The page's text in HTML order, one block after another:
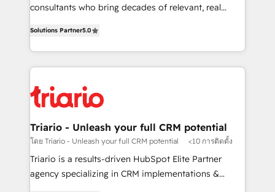
business case that demonstrates the value and
detailed financial rationale with a focus on ROI and
TCO. As a trusted extension of your team, we
believe in the power of partnership. Together, we
business up for long-term success. Unlock your
business. If not now, when?
consultants who bring decades of relevant, real
Frog is a top, trusted partner in HubSpot's
ecosystem for a reason. Their team brings over a
decade of experience to the table, along with deep
for driving growth. They are committed to helping
our customers grow and finding solutions that fit
their unique business needs. We are thrilled to have
Blue Frog in the HubSpot ecosystem leading the
way for customers!" - Yamini Rangan, CEO of
Solutions Partner5.0
Triario - Unleash your full CRM potential
โดย Triario - Unleash your full CRM potential <10 การติดตั้ง
Triario is a results-driven HubSpot Elite Partner
agency specializing in CRM implementations &